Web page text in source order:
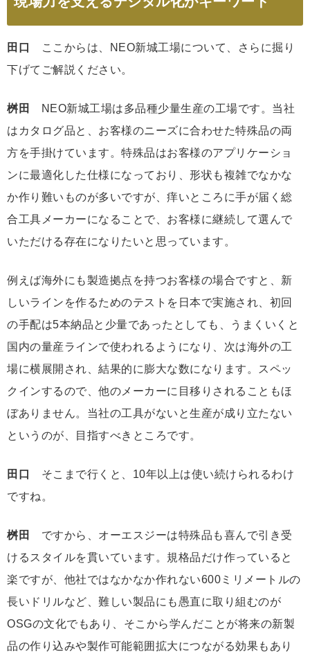
田口
ここからは、NEO新城工場について、さらに掘り
下げてご解説ください。
桝田
NEO新城工場は多品種少量生産の工場です。当社
はカタログ品と、お客様のニーズに合わせた特殊品の両
方を手掛けています。特殊品はお客様のアプリケーショ
ンに最適化した仕様になっており、形状も複雑でなかな
か作り難いものが多いですが、痒いところに手が届く総
合工具メーカーになることで、お客様に継続して選んで
いただける存在になりたいと思っています。
例えば海外にも製造拠点を持つお客様の場合ですと、新
しいラインを作るためのテストを日本で実施され、初回
の手配は5本納品と少量であったとしても、うまくいくと
国内の量産ラインで使われるようになり、次は海外の工
場に横展開され、結果的に膨大な数になります。スペッ
クインするので、他のメーカーに目移りされることもほ
ぼありません。当社の工具がないと生産が成り立たない
というのが、目指すべきところです。
田口
そこまで行くと、10年以上は使い続けられるわけ
ですね。
桝田
ですから、オーエスジーは特殊品も喜んで引き受
けるスタイルを貫いています。規格品だけ作っていると
楽ですが、他社ではなかなか作れない600ミリメートルの
長いドリルなど、難しい製品にも愚直に取り組むのが
OSGの文化でもあり、そこから学んだことが将来の新製
品の作り込みや製作可能範囲拡大につながる効果もあり